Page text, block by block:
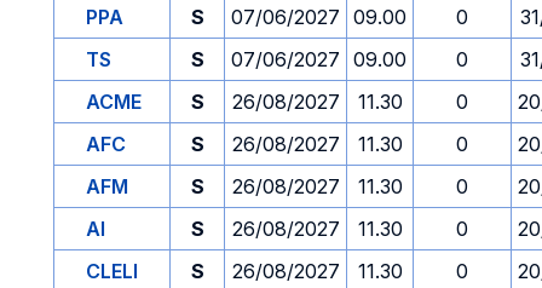
PPA S 07/06/2027 09.00 0
TS
S 07/06/2027 09.00 0
ACME
S 26/08/2027 11.30 0
AFC
S 26/08/2027 11.30 0
AFM
S 26/08/2027 11.30 0
AI
S 26/08/2027 11.30 0
CLELI
S 26/08/2027 11.30 0